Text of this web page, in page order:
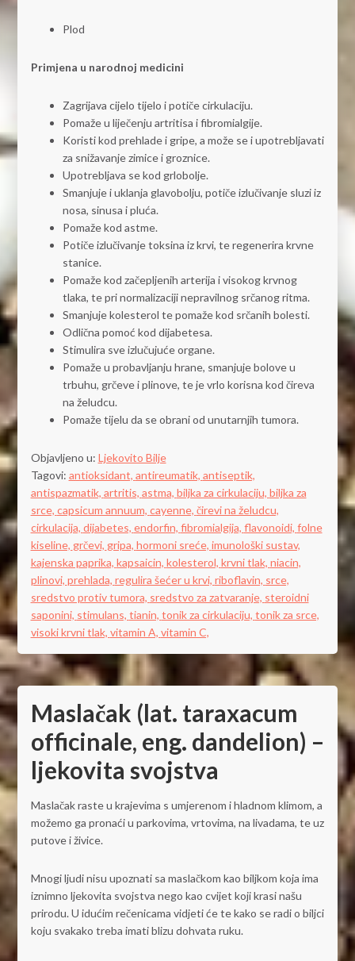
Plod
Primjena u narodnoj medicini
Zagrijava cijelo tijelo i potiče cirkulaciju.
Pomaže u liječenju artritisa i fibromialgije.
Koristi kod prehlade i gripe, a može se i upotrebljavati
za snižavanje zimice i groznice.
Upotrebljava se kod grlobolje.
Smanjuje i uklanja glavobolju, potiče izlučivanje sluzi iz
nosa, sinusa i pluća.
Pomaže kod astme.
Potiče izlučivanje toksina iz krvi, te regenerira krvne
stanice.
Pomaže kod začepljenih arterija i visokog krvnog
tlaka, te pri normalizaciji nepravilnog srčanog ritma.
Smanjuje kolesterol te pomaže kod srčanih bolesti.
Odlična pomoć kod dijabetesa.
Stimulira sve izlučujuće organe.
Pomaže u probavljanju hrane, smanjuje bolove u
trbuhu, grčeve i plinove, te je vrlo korisna kod čireva
na želudcu.
Pomaže tijelu da se obrani od unutarnjih tumora.
Objavljeno u: Ljekovito Bilje
Tagovi: antioksidant, antireumatik, antiseptik,
antispazmatik, artritis, astma, biljka za cirkulaciju, biljka za
srce, capsicum annuum, cayenne, čirevi na želudcu,
cirkulacija, dijabetes, endorfin, fibromialgija, flavonoidi, folne
kiseline, grčevi, gripa, hormoni sreće, imunološki sustav,
kajenska paprika, kapsaicin, kolesterol, krvni tlak, niacin,
plinovi, prehlada, regulira šećer u krvi, riboflavin, srce,
sredstvo protiv tumora, sredstvo za zatvaranje, steroidni
saponini, stimulans, tianin, tonik za cirkulaciju, tonik za srce,
visoki krvni tlak, vitamin A, vitamin C,
Maslačak (lat. taraxacum
officinale, eng. dandelion) –
ljekovita svojstva
Maslačak raste u krajevima s umjerenom i hladnom klimom, a
možemo ga pronaći u parkovima, vrtovima, na livadama, te uz
putove i živice.
Mnogi ljudi nisu upoznati sa maslačkom kao biljkom koja ima
iznimno ljekovita svojstva nego kao cvijet koji krasi našu
prirodu. U idućim rečenicama vidjeti će te kako se radi o biljci
koju svakako treba imati blizu dohvata ruku.